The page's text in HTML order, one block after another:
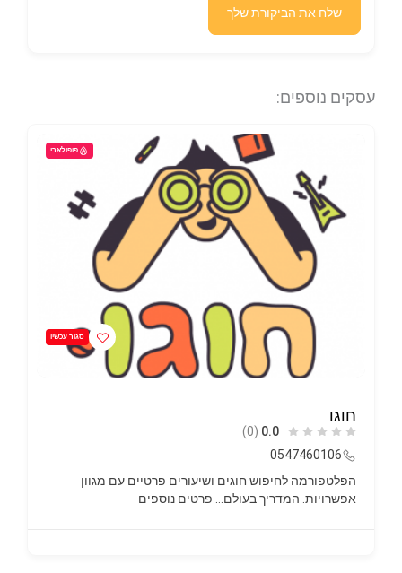
שלח את הביקורת שלך
עסקים נוספים:
פופולארי
פתוח עכשיו
V Pure Balance
0.0
(0)
אזור אריאל והסביבה
אימון פילאטיס מזרן עם אופציה להגעה לבית הלקוח/ה אימון